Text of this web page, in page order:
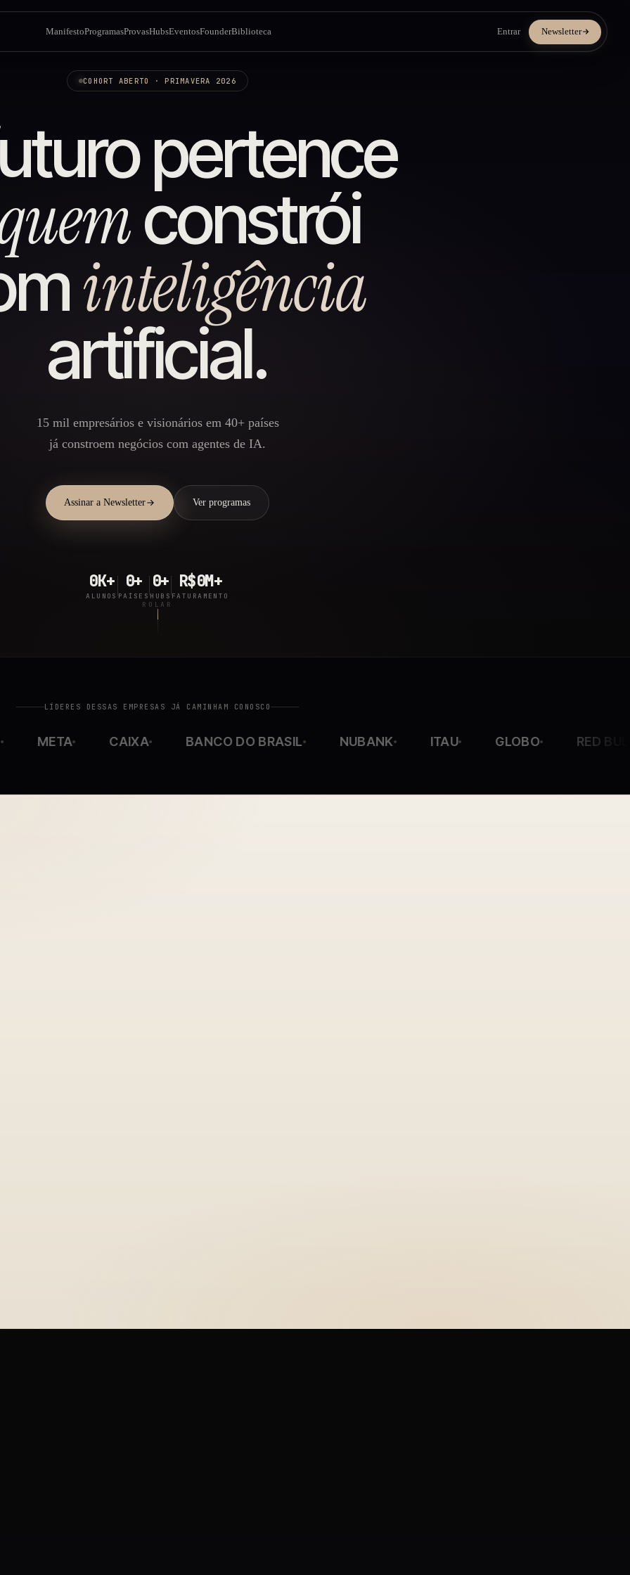
ManifestoProgramasProvasHubsEventosFounderBiblioteca Entrar Newsletter
COHORT ABERTO · PRIMAVERA 2026
pertence
constrói
inteligência
artificial.
15 mil empresários e visionários em 40+ países
já constroem negócios com agentes de IA.
Assinar a Newsletter Ver programas
0K+
ALUNOS
0+
PAÍSES
0+
HUBS
R$0M+
FATURAMENTO
ROLAR
LÍDERES DESSAS EMPRESAS JÁ CAMINHAM CONOSCO
META CAIXA BANCO DO BRASIL NUBANK ITAU GLOBO RED BULL